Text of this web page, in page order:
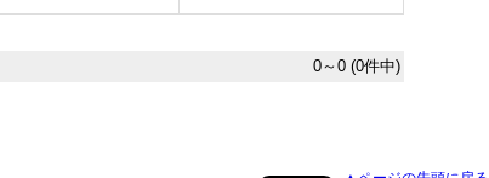
0～0 (0件中)